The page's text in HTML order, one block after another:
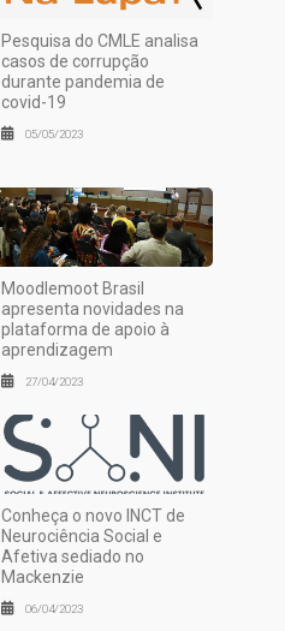
Pesquisa do CMLE analisa
casos de corrupção
durante pandemia de
covid-19
05/05/2023
Moodlemoot Brasil
apresenta novidades na
plataforma de apoio à
aprendizagem
27/04/2023
Conheça o novo INCT de
Neurociência Social e
Afetiva sediado no
Mackenzie
06/04/2023